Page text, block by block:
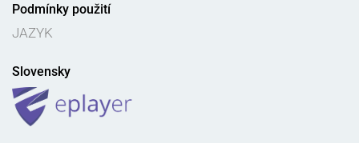
Podmínky použití
JAZYK
Slovensky